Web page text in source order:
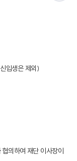
입생은 제외)
의하여 재단 이사장이